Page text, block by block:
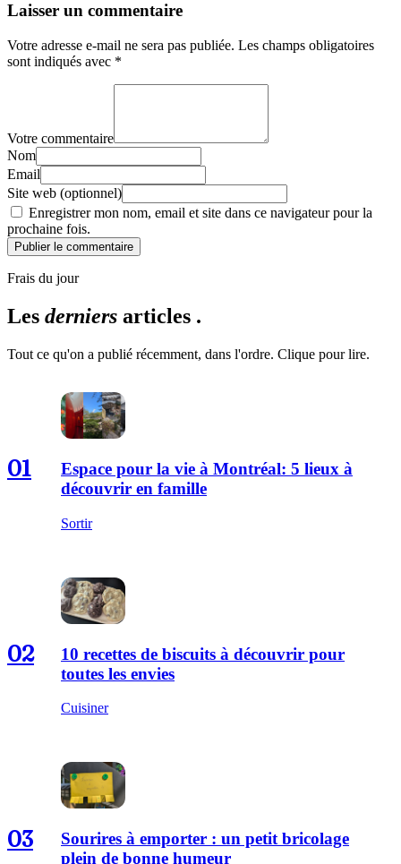
Laisser un commentaire
Votre adresse e-mail ne sera pas publiée. Les champs obligatoires
sont indiqués avec *
Votre commentaire
Nom
Email
Site web (optionnel)
Enregistrer mon nom, email et site dans ce navigateur pour la
prochaine fois.
Publier le commentaire
Frais du jour
Les derniers articles .
Tout ce qu'on a publié récemment, dans l'ordre. Clique pour lire.
01
Espace pour la vie à Montréal: 5 lieux à
découvrir en famille
Sortir
02
10 recettes de biscuits à découvrir pour
toutes les envies
Cuisiner
03
Sourires à emporter : un petit bricolage
plein de bonne humeur